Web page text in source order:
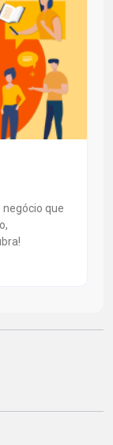
negócio que